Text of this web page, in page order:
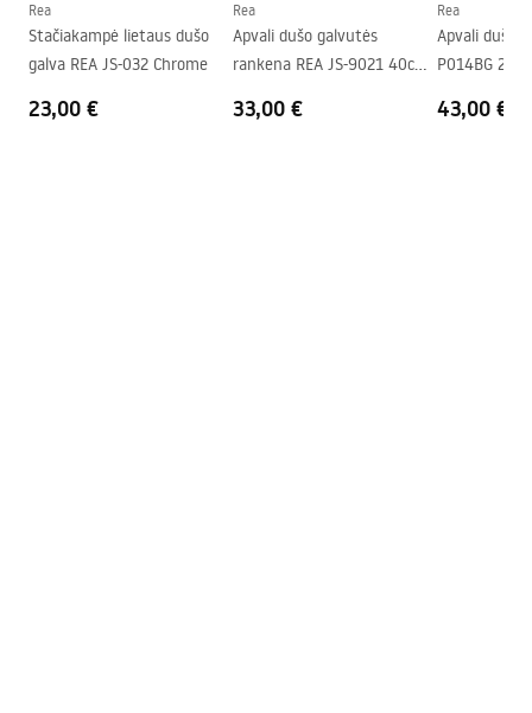
Rea
Stačiakampė lietaus dušo
galva REA JS-032 Chrome
23,00 €
Rea
Apvali dušo galvutės
rankena REA JS-9021 40cm
33,00 €
Rea
Apvali dušo
P014BG
43,00 €